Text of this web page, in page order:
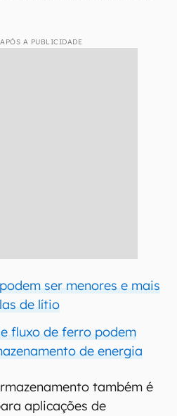
A PUBLICIDADE
ser menores e mais
de lítio
fluxo de ferro podem
de energia
também é
aplicações de